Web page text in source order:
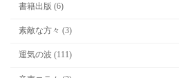
書籍出版 (6)
素敵な方々 (3)
運気の波 (111)